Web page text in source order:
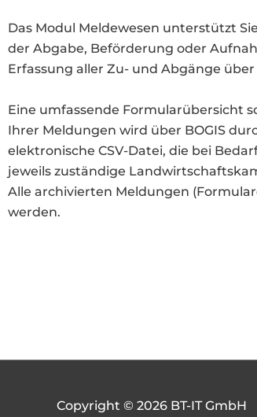
Das Modul Meldewesen unterstützt
der Abgabe, Beförderung oder
Erfassung aller Zu- und Abgänge
Eine umfassende Formularübersicht
Ihrer Meldungen wird über BOGIS
elektronische CSV-Datei, die bei
jeweils zuständige
Alle archivierten Meldungen
werden.
Copyright © 2026 BT-IT GmbH